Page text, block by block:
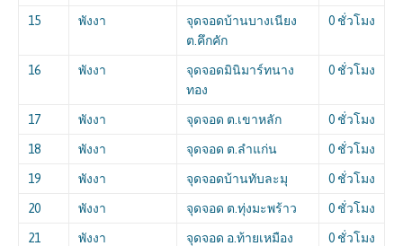
15 พังงา
จุดจอดบ้านบางเนียง
ต.คึกคัก
0 ชั่วโมง
16 พังงา
จุดจอดมินิมาร์ทนาง
ทอง
0 ชั่วโมง
17 พังงา จุดจอด ต.เขาหลัก 0 ชั่วโมง
18 พังงา จุดจอด ต.ลำแก่น 0 ชั่วโมง
19 พังงา จุดจอดบ้านทับละมุ 0 ชั่วโมง
20 พังงา จุดจอด ต.ทุ่งมะพร้าว 0 ชั่วโมง
21 พังงา จุดจอด อ.ท้ายเหมือง 0 ชั่วโมง